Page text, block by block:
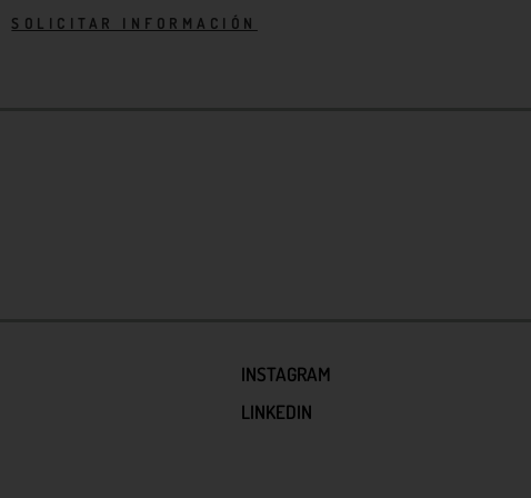
SOLICITAR INFORMACIÓN
INSTAGRAM
LINKEDIN